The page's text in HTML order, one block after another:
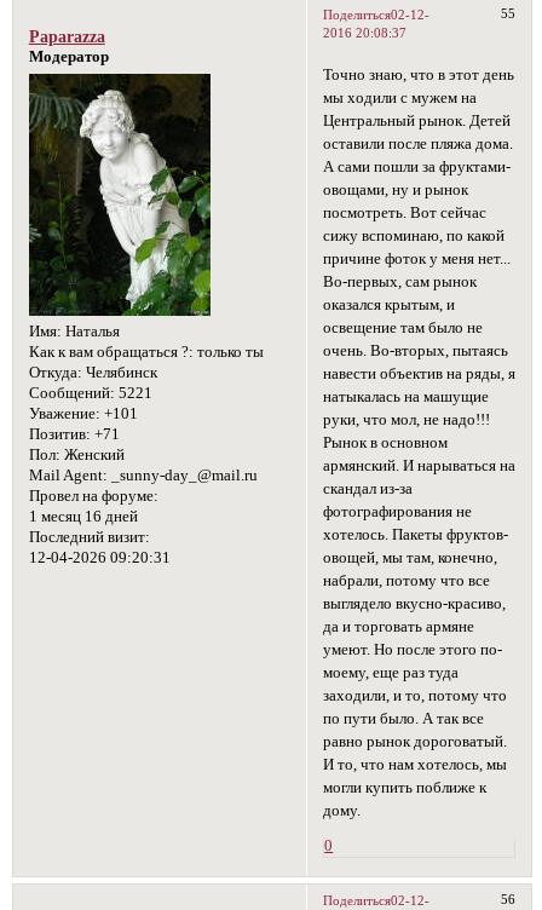
Поделиться 55
02-12-
2016 20:08:37
Paparazza
Модератор
Имя: Наталья
Как к вам обращаться ?: только ты
Откуда: Челябинск
Сообщений: 5221
Уважение: +101
Позитив: +71
Пол: Женский
Mail Agent: _sunny-day_@mail.ru
Провел на форуме:
1 месяц 16 дней
Последний визит:
12-04-2026 09:20:31
Точно знаю, что в этот день
мы ходили с мужем на
Центральный рынок. Детей
оставили после пляжа дома.
А сами пошли за фруктами-
овощами, ну и рынок
посмотреть. Вот сейчас
сижу вспоминаю, по какой
причине фоток у меня нет...
Во-первых, сам рынок
оказался крытым, и
освещение там было не
очень. Во-вторых, пытаясь
навести объектив на ряды, я
натыкалась на машущие
руки, что мол, не надо!!!
Рынок в основном
армянский. И нарываться на
скандал из-за
фотографирования не
хотелось. Пакеты фруктов-
овощей, мы там, конечно,
набрали, потому что все
выглядело вкусно-красиво,
да и торговать армяне
умеют. Но после этого по-
моему, еще раз туда
заходили, и то, потому что
по пути было. А так все
равно рынок дороговатый.
И то, что нам хотелось, мы
могли купить поближе к
дому.
0
Поделиться 56
02-12-